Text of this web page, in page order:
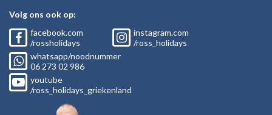
Volg ons ook op:
facebook.com
/rossholidays
instagram.com
/ross_holidays
whatsapp/noodnummer
06 273 02 986
youtube
/ross_holidays_griekenland